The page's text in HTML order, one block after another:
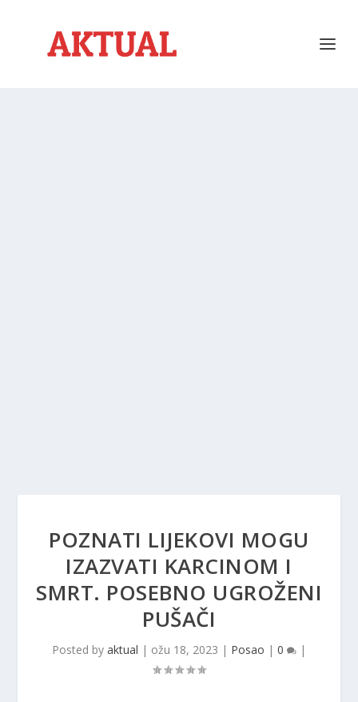
POZNATI LIJEKOVI MOGU
IZAZVATI KARCINOM I
SMRT. POSEBNO UGROŽENI
PUŠAČI
Posted by aktual | ožu 18, 2023 | Posao | 0 |